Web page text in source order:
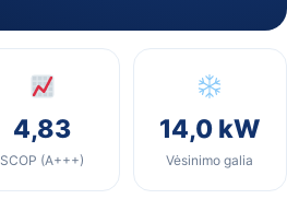
4,83
SCOP (A+++)
14,0 kW
Vėsinimo galia